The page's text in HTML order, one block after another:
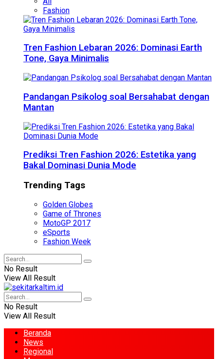
Fashion
Tren Fashion Lebaran 2026: Dominasi Earth
Tone, Gaya Minimalis
Pandangan Psikolog soal Bersahabat dengan
Mantan
Prediksi Tren Fashion 2026: Estetika yang
Bakal Dominasi Dunia Mode
Trending Tags
Golden Globes
Game of Thrones
MotoGP 2017
eSports
Fashion Week
No Result
View All Result
No Result
View All Result
Beranda
News
Regional